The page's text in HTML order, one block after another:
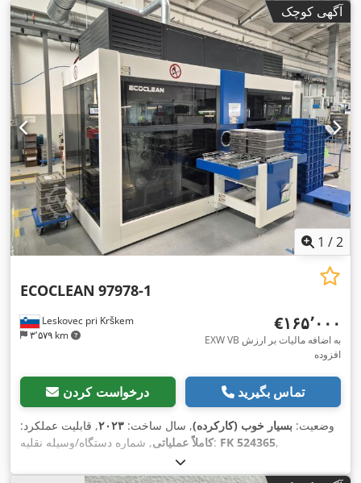
آگهی کوچک
1 /2
Leskovec pri Krškem
۳٬۵۷۹ km
ECOCLEAN 97978-1
‎€۱۶۵٬۰۰۰
EXW VB به اضافه مالیات بر ارزش
افزوده
درخواست کردن تماس بگیرید
وضعیت: بسیار خوب (کارکرده), سال ساخت: ۲۰۲۳, قابلیت عملکرد:
کاملاً عملیاتی, شماره دستگاه/وسیله نقلیه: FK 524365,